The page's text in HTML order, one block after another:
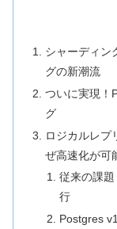
シャーディン
グの新潮流
ついに実現！
グ
ロジカルレ
ぜ高速化が可
従来の課
行
Postgres